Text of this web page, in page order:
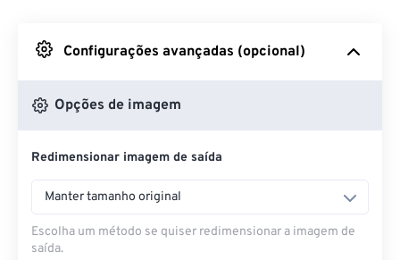
Do Google Drive
Do OneDrive
Da URL
Configurações avançadas (opcional)
Opções de imagem
Redimensionar imagem de saída
Manter tamanho original
Escolha um método se quiser redimensionar a imagem de
saída.